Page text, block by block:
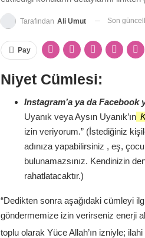
Tarafından Ali Umut Son
Pay
Niyet Cümlesi:
Instagram’a ya da
Uyanık veya Aysın Uyanık’ın
izin veriyorum.” (İstediğiniz
adınıza yapabilirsiniz , eş,
bulunamazsınız. Kendinizin
rahatlatacaktır.)
“Dedikten sonra aşağıdaki cümleyi
göndermemize izin verirseniz enerji
toplu olarak Yüce Allah’ın izniyle;